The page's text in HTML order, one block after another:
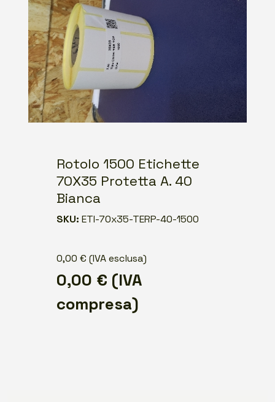
Rotolo 1500 Etichette
70X35 Protetta A. 40
Bianca
SKU: ETI-70x35-TERP-40-1500
0,00€ (IVA esclusa)
0,00 € (IVA
compresa)